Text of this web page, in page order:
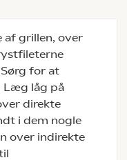
af grillen, over
for at
Læg låg på
direkte
i dem nogle
over indirekte